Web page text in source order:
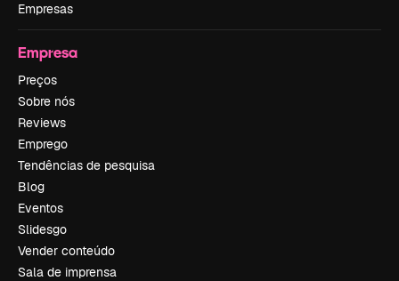
Empresas
Empresa
Preços
Sobre nós
Reviews
Emprego
Tendências de pesquisa
Blog
Eventos
Slidesgo
Vender conteúdo
Sala de imprensa